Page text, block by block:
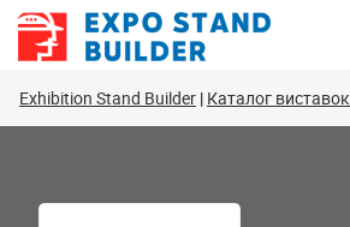
Перейти
Exhibition Stand Builder Каталог виставок